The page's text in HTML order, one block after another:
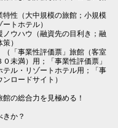
性（大中規模の旅館；小規模
トホテル）
ウハウ（融資先の目利き；融
）
「事業性評価票」旅館（客室
未満）用；「事業性評価票」
ル・リゾートホテル用；「事
ロードサイト）
の総合力を見極める！
か？